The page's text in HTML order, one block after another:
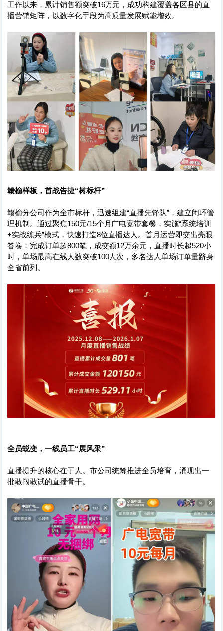
工作以来，累计销售额突破16万元，成功构建覆盖各区县的直
播营销矩阵，以数字化手段为高质量发展赋能增效。
赣榆样板，首战告捷“树标杆”
赣榆分公司作为全市标杆，迅速组建“直播先锋队”，建立闭环管
理机制。通过聚焦150元/15个月广电宽带套餐，实施“系统培训
+实战练兵”模式，快速打造8位直播达人。首月运营即交出亮眼
答卷：完成订单超800笔，成交额12万余元，直播时长超520小
时，单场最高在线人数突破100人次，多名达人单场订单量跻身
全省前列。
全员蜕变，一线员工“展风采”
直播提升的核心在于人。市公司统筹推进全员培育，涌现出一
批敢闯敢试的直播骨干。